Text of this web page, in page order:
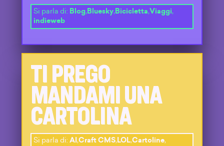
Si parla di: Blog,Bluesky,Bicicletta,Viaggi,
indieweb
TI PREGO
MANDAMI UNA
CARTOLINA
Si parla di: AI ,Craft CMS,LOL,Cartoline,